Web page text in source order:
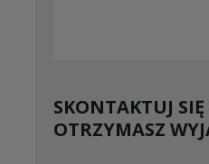
SKONTAKTUJ
OTRZYMASZ